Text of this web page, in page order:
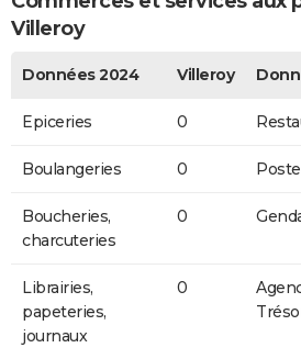
Villeroy
Données 2024 Villeroy
Epiceries 0
Boulangeries 0
Boucheries,
charcuteries
0
Librairies,
papeteries,
journaux
0